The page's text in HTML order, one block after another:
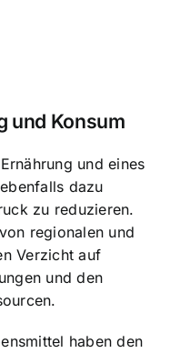
und Konsum
und eines
dazu
zu reduzieren.
regionalen und
Verzicht auf
und den
haben den